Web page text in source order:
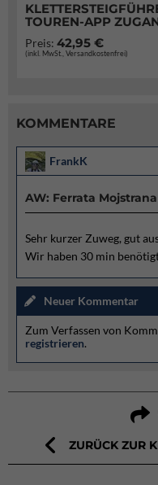
TOUREN-APP
Preis: 42,95 €
(inkl. MwSt., Versandkostenfrei)
KOMMENTARE
FrankK
AW: Ferrata
Sehr kurzer Zuweg, gut
Wir haben 30 min
Neuer Kommentar
Zum Verfassen von
registrieren.
ZURÜCK ZUR